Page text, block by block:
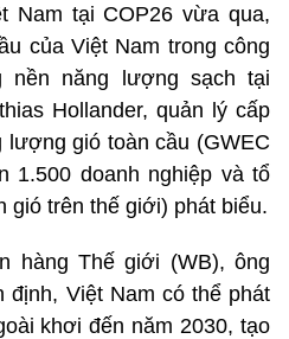
Nam tại COP26 vừa qua,
của Việt Nam trong công
nền năng lượng sạch tại
Hollander, quản lý cấp
lượng gió toàn cầu (GWEC
1.500 doanh nghiệp và tổ
gió trên thế giới) phát biểu.
hàng Thế giới (WB), ông
định, Việt Nam có thể phát
khơi đến năm 2030, tạo